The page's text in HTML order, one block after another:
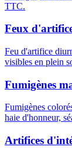
TTC.
Feux
Feu d'artifice
visibles en plein
Fumigènes
Fumigènes
haie d'honneur,
Artifices